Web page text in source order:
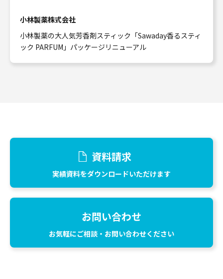
小林製薬株式会社
小林製薬の大人気芳香剤スティック「Sawaday香るスティ
ック PARFUM」パッケージリニューアル
資料請求
実績資料をダウンロードいただけます
お問い合わせ
お気軽にご相談・お問い合わせください